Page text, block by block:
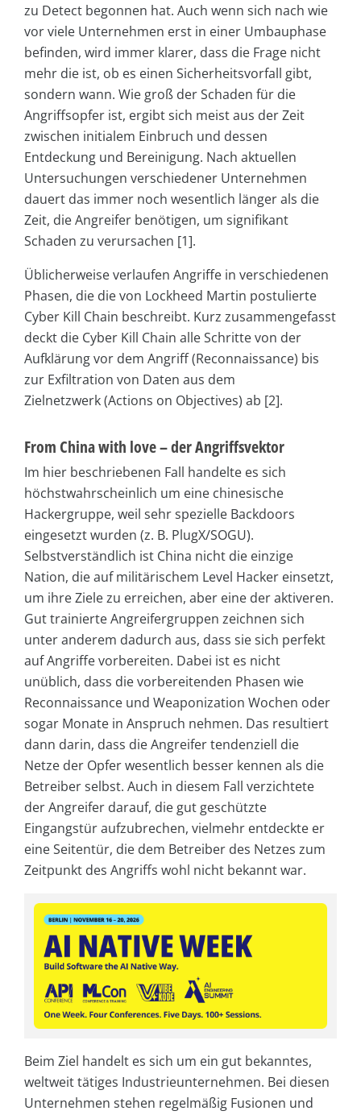
zu Detect begonnen hat. Auch wenn sich nach wie
vor viele Unternehmen erst in einer Umbauphase
befinden, wird immer klarer, dass die Frage nicht
mehr die ist, ob es einen Sicherheitsvorfall gibt,
sondern wann. Wie groß der Schaden für die
Angriffsopfer ist, ergibt sich meist aus der Zeit
zwischen initialem Einbruch und dessen
Entdeckung und Bereinigung. Nach aktuellen
Untersuchungen verschiedener Unternehmen
dauert das immer noch wesentlich länger als die
Zeit, die Angreifer benötigen, um signifikant
Schaden zu verursachen [1].
Üblicherweise verlaufen Angriffe in verschiedenen
Phasen, die die von Lockheed Martin postulierte
Cyber Kill Chain beschreibt. Kurz zusammengefasst
deckt die Cyber Kill Chain alle Schritte von der
Aufklärung vor dem Angriff (Reconnaissance) bis
zur Exfiltration von Daten aus dem
Zielnetzwerk (Actions on Objectives) ab [2].
From China with love – der Angriffsvektor
Im hier beschriebenen Fall handelte es sich
höchstwahrscheinlich um eine chinesische
Hackergruppe, weil sehr spezielle Backdoors
eingesetzt wurden (z. B. PlugX/SOGU).
Selbstverständlich ist China nicht die einzige
Nation, die auf militärischem Level Hacker einsetzt,
um ihre Ziele zu erreichen, aber eine der aktiveren.
Gut trainierte Angreifergruppen zeichnen sich
unter anderem dadurch aus, dass sie sich perfekt
auf Angriffe vorbereiten. Dabei ist es nicht
unüblich, dass die vorbereitenden Phasen wie
Reconnaissance und Weaponization Wochen oder
sogar Monate in Anspruch nehmen. Das resultiert
dann darin, dass die Angreifer tendenziell die
Netze der Opfer wesentlich besser kennen als die
Betreiber selbst. Auch in diesem Fall verzichtete
der Angreifer darauf, die gut geschützte
Eingangstür aufzubrechen, vielmehr entdeckte er
eine Seitentür, die dem Betreiber des Netzes zum
Zeitpunkt des Angriffs wohl nicht bekannt war.
Beim Ziel handelt es sich um ein gut bekanntes,
weltweit tätiges Industrieunternehmen. Bei diesen
Unternehmen stehen regelmäßig Fusionen und